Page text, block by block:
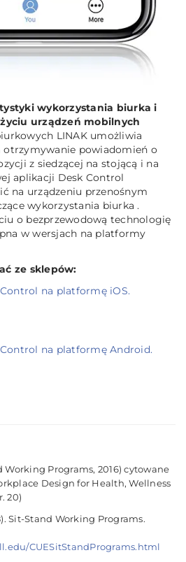
wykorzystania biurka i
urządzeń mobilnych
LINAK umożliwia
powiadomień o
z siedzącej na stojącą i na
aplikacji Desk Control
na urządzeniu przenośnym
wykorzystania biurka .
o bezprzewodową technologię
w wersjach na platformy
ze sklepów:
na platformę iOS.
na platformę Android.
Working Programs, 2016) cytowane
Design for Health, Wellness
20)
Sit-Stand Working Programs.
CUESitStandPrograms.html